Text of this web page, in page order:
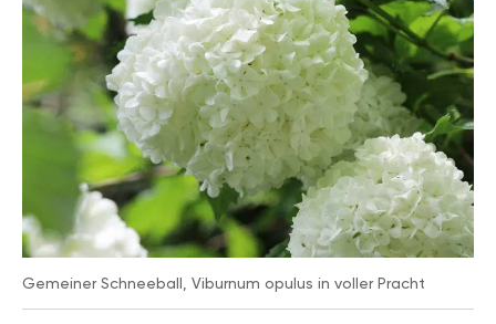
Gemeiner Schneeball, Viburnum opulus in voller Pracht